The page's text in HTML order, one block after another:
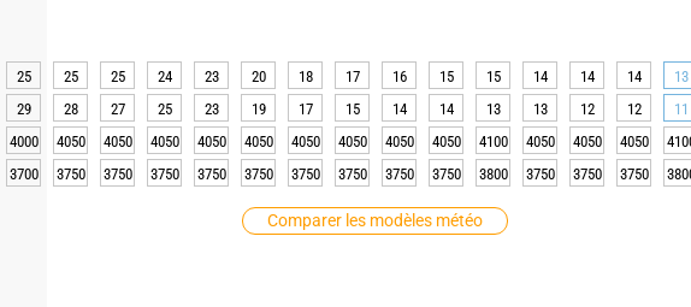
Comparer les modèles météo
25 25 25 24 23 20 18 17 16 15 15 14 14 14 13
29
28 27 25 23 19 17 15 14 14 13 13 12 12 11
4000
4050 4050 4050 4050 4050 4050 4050 4050 4050 4100 4050 4050 4050
3700
3750 3750 3750 3750 3750 3750 3750 3750 3750 3800 3750 3750 3750